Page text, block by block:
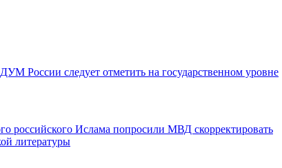
России следует отметить на государственном уровне
российского Ислама попросили МВД скорректировать
литературы